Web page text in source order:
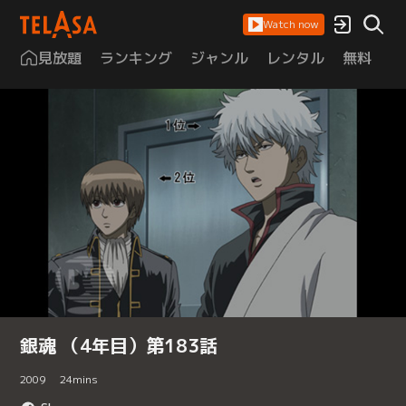
Watch now
見放題 ランキング ジャンル レンタル 無料
銀魂 （4年目）第183話
2009 24mins